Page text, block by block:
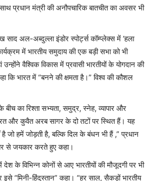
प्रधान मंत्री की अनौपचारिक बातचीत का अवसर भी
साद अल-अब्दुल्ला इंडोर स्पोर्ट्स कॉम्प्लेक्स में ‘हला
में भारतीय समुदाय की एक बड़ी सभा को भी
उन्होंने वैश्विक विकास में प्रवासी भारतीयों के योगदान की
कि भारत में “बनने की क्षमता है।” विश्व की कौशल
का रिश्ता सभ्यता, समुद्र, स्नेह, व्यापार और
और कुवैत अरब सागर के दो तटों पर स्थित हैं। यह
है जो हमें जोड़ती है, बल्कि दिल के बंधन भी हैं ,” प्रधान
से जयकार करते हुए कहा।
देश के विभिन्न कोनों से आए भारतीयों की मौजूदगी पर भी
“मिनी-हिंदुस्तान” कहा। “हर साल, सैकड़ों भारतीय